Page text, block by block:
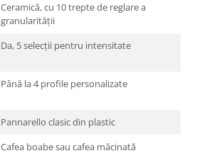
Ceramică, cu 10 trepte de reglare a
granularității
Da, 5 selecții pentru intensitate
Până la 4 profile personalizate
Pannarello clasic din plastic
Cafea boabe sau cafea măcinată